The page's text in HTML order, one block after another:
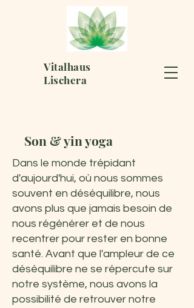
Vitalhaus
Lischera
Son & yin yoga
Dans le monde trépidant
d'aujourd'hui, où nous sommes
souvent en déséquilibre, nous
avons plus que jamais besoin de
nous régénérer et de nous
recentrer pour rester en bonne
santé. Avant que l'ampleur de ce
déséquilibre ne se répercute sur
notre système, nous avons la
possibilité de retrouver notre